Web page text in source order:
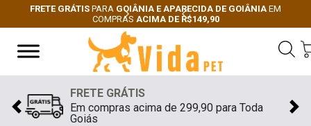
FRETE GRÁTIS PARA GOIÂNIA E APARECIDA DE GOIÂNIA EM
COMPRAS ACIMA DE R$149,90
Previous
Next
FRETE GRÁTIS
Em compras acima de 299,90 para Toda
Goiás
Previous